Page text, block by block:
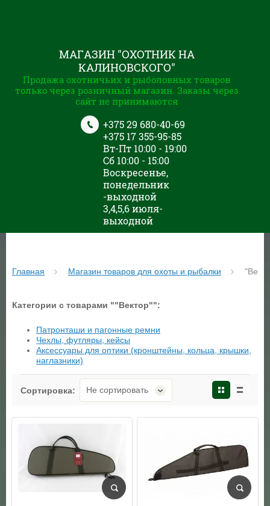
МАГАЗИН "ОХОТНИК НА
КАЛИНОВСКОГО"
Продажа охотничьих и рыболовных товаров
только через розничный магазин. Заказы через
сайт не принимаются
+375 29 680-40-69
+375 17 355-95-85
Вт-Пт 10:00 - 19:00
Сб 10:00 - 15:00
Воскресенье,
понедельник
-выходной
3,4,5,6 июля-
выходной
Главная Магазин товаров для охоты и рыбалки
Категории с товарами ""Вектор"":
Патронташи и пагонные ремни
Чехлы, футляры, кейсы
Аксессуары для оптики (кронштейны, кольца, крышки,
наглазники)
Сортировка: Не сортировать